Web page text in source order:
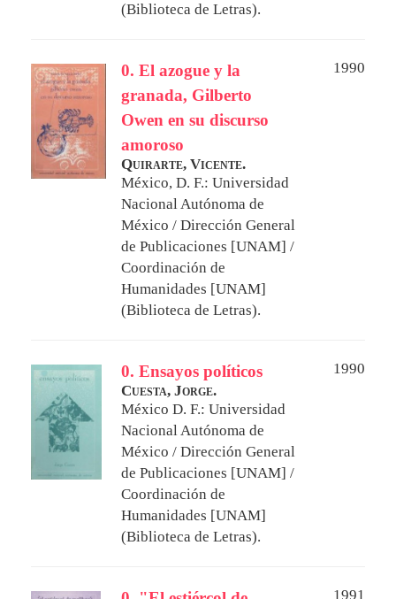
(Biblioteca de Letras).
0. El azogue y la
granada, Gilberto
Owen en su discurso
amoroso
1990
Quirarte, Vicente.
México, D. F.: Universidad
Nacional Autónoma de
México / Dirección General
de Publicaciones [UNAM] /
Coordinación de
Humanidades [UNAM]
(Biblioteca de Letras).
0. Ensayos políticos
1990
Cuesta, Jorge.
México D. F.: Universidad
Nacional Autónoma de
México / Dirección General
de Publicaciones [UNAM] /
Coordinación de
Humanidades [UNAM]
(Biblioteca de Letras).
1991